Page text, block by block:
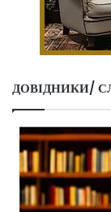
ДОВІДНИКИ/